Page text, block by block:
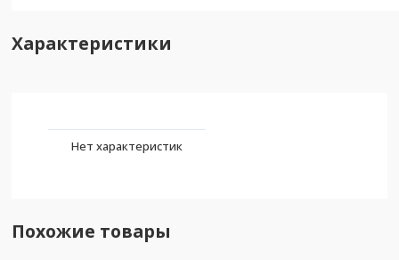
Характеристики
Нет характеристик
Похожие товары